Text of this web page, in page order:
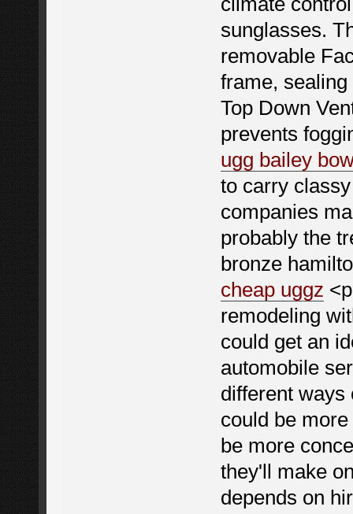
sunglasses.
removable
frame,
Top Down
prevents
ugg bailey
to carry
companies
probably the
bronze
cheap uggz
remodeling
could get an
automobile
different ways
could be
be more
they'll make
depends on